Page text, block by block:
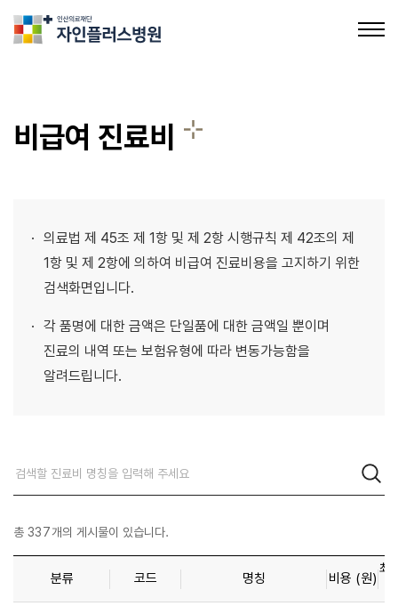
의료장비 소개
의료진 소개
비급여 진료비
의료법 제 45조 제 1항 및 제 2항 시행규칙 제 42조의 제
1항 및 제 2항에 의하여 비급여 진료비용을 고지하기 위한
검색화면입니다.
각 품명에 대한 금액은 단일품에 대한 금액일 뿐이며
진료의 내역 또는 보험유형에 따라 변동가능함을
알려드립니다.
총 337개의 게시물이 있습니다.
분류 코드 명칭 비용 (원)
최